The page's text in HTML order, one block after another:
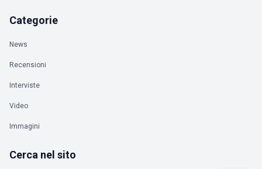
Categorie
News
Recensioni
Interviste
Video
Immagini
Cerca nel sito